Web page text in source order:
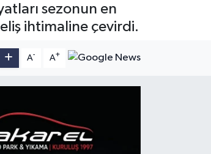
sezonun en
ihtimaline çevirdi.
A- A+